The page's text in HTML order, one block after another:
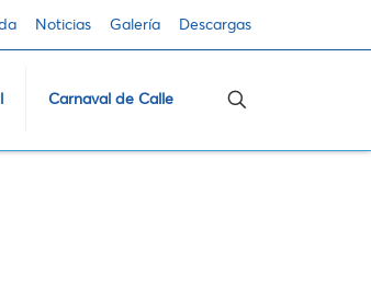
Noticias Galería Descargas
Carnaval de Calle